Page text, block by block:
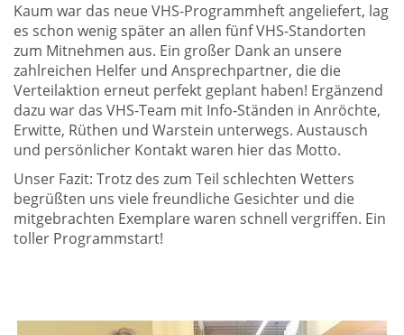
Kaum war das neue VHS-Programmheft angeliefert, lag
es schon wenig später an allen fünf VHS-Standorten
zum Mitnehmen aus. Ein großer Dank an unsere
zahlreichen Helfer und Ansprechpartner, die die
Verteilaktion erneut perfekt geplant haben! Ergänzend
dazu war das VHS-Team mit Info-Ständen in Anröchte,
Erwitte, Rüthen und Warstein unterwegs. Austausch
und persönlicher Kontakt waren hier das Motto.
Unser Fazit: Trotz des zum Teil schlechten Wetters
begrüßten uns viele freundliche Gesichter und die
mitgebrachten Exemplare waren schnell vergriffen. Ein
toller Programmstart!